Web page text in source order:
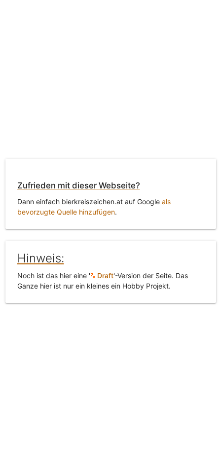
Zufrieden mit dieser Webseite?
Dann einfach bierkreiszeichen.at auf Google als
bevorzugte Quelle hinzufügen.
Hinweis:
Noch ist das hier eine ' Draft'-Version der Seite. Das
Ganze hier ist nur ein kleines ein Hobby Projekt.